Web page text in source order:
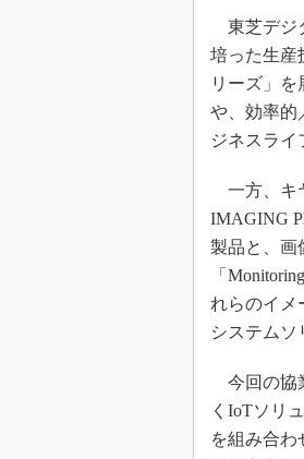
東芝デジ
培った生産
リーズ」
や、効率的
ジネスライ
一方、キ
IMAGING
製品と、画
「
れらのイメ
システムソ
今回の協
くIoTソリ
を組み合